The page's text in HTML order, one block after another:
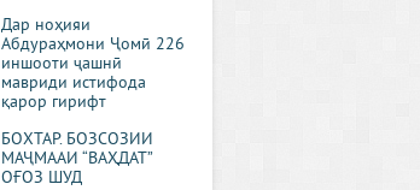
Дар ноҳияи
Абдураҳмони Ҷомӣ 226
иншооти ҷашнӣ
мавриди истифода
қарор гирифт
БОХТАР. БОЗСОЗИИ
МАҶМААИ “ВАҲДАТ”
ОҒОЗ ШУД